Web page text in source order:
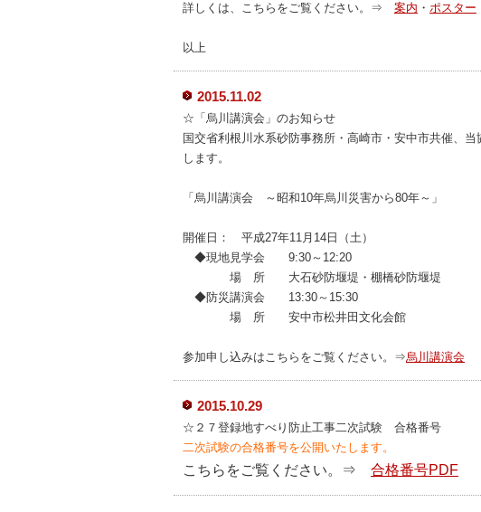
詳しくは、こちらをご覧ください。⇒ 案内 ・ ポスター
以上
2015.11.02
☆「烏川講演会」のお知らせ
国交省利根川水系砂防事務所・高崎市・安中市共催、
します。
「烏川講演会 ～昭和10年烏川災害から80年～」
開催日： 平成27年11月14日（土）
◆現地見学会 9:30～12:20
場 所 大石砂防堰堤・棚橋砂防堰堤
◆防災講演会 13:30～15:30
場 所 安中市松井田文化会館
参加申し込みはこちらをご覧ください。⇒烏川講演会
2015.10.29
☆２７登録地すべり防止工事二次試験 合格番号
二次試験の合格番号を公開いたします。
こちらをご覧ください。⇒ 合格番号PDF